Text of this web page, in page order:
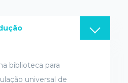
biblioteca para
universal de